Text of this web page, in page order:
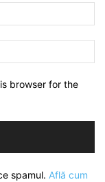
browser for the
spamul. Află cum